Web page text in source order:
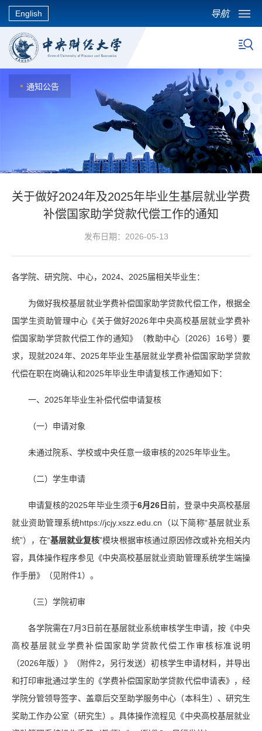
English 导航
通知公告
关于做好2024年及2025年毕业生基层就业学费
补偿国家助学贷款代偿工作的通知
发布日期：2026-05-13
各学院、研究院、中心，2024、2025届相关毕业生：
为做好我校基层就业学费补偿国家助学贷款代偿工作，根据全
国学生资助管理中心《关于做好2026年中央高校基层就业学费补
偿国家助学贷款代偿工作的通知》（教助中心〔2026〕16号）要
求，现就2024年、2025年毕业生基层就业学费补偿国家助学贷款
代偿在职在岗确认和2025年毕业生申请复核工作通知如下：
一、2025年毕业生补偿代偿申请复核
（一）申请对象
未通过院系、学校或中央任意一级审核的2025年毕业生。
（二）学生申请
申请复核的2025年毕业生须于6月26 日前，登录中央高校基层
就业资助管理系统https://jcjy.xszz.edu.cn（以下简称“基层就业系
统”），在“基层就业复核”模块根据审核通过原因修改或补充相关内
容，具体操作程序参见《中央高校基层就业资助管理系统学生端操
作手册》（见附件1）。
（三）学院初审
各学院需在7月3日前在基层就业系统审核学生申请，按《中央
高校基层就业学费补偿国家助学贷款代偿工作审核标准说明
（2026年版）》（附件2，另行发送）初核学生申请材料，并导出
和打印审批通过学生的《学费补偿国家助学贷款代偿申请表》，经
学院分管领导签字、盖章后交至助学服务中心（本科生）、研究生
奖助工作办公室（研究生）。具体操作流程见《中央高校基层就业